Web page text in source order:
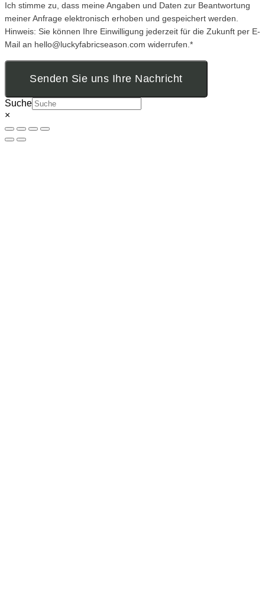
Ich stimme zu, dass meine Angaben und Daten zur Beantwortung
meiner Anfrage elektronisch erhoben und gespeichert werden.
Hinweis: Sie können Ihre Einwilligung jederzeit für die Zukunft per E-
Mail an hello@luckyfabricseason.com widerrufen.*
Senden Sie uns Ihre Nachricht
Suche
×